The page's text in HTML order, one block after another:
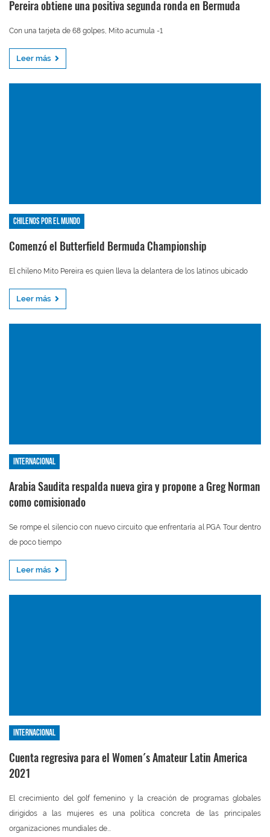
Pereira obtiene una positiva segunda ronda en Bermuda
Con una tarjeta de 68 golpes, Mito acumula -1
Leer más
Chilenos por el mundo
Comenzó el Butterfield Bermuda Championship
El chileno Mito Pereira es quien lleva la delantera de los latinos ubicado
Leer más
Internacional
Arabia Saudita respalda nueva gira y propone a Greg Norman
como comisionado
Se rompe el silencio con nuevo circuito que enfrentaría al PGA Tour dentro
de poco tiempo
Leer más
Internacional
Cuenta regresiva para el Women´s Amateur Latin America
2021
El crecimiento del golf femenino y la creación de programas globales
dirigidos a las mujeres es una política concreta de las principales
organizaciones mundiales de...